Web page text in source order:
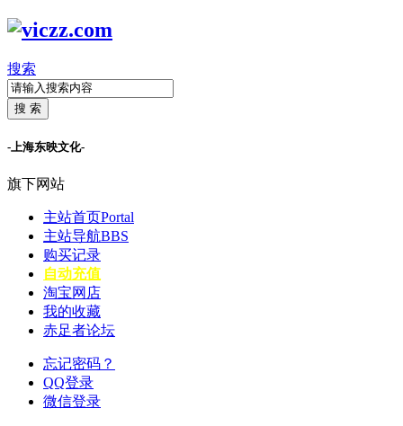
搜索
搜 索
-上海东映文化-
旗下网站
主站首页Portal
主站导航BBS
购买记录
自动充值
淘宝网店
我的收藏
赤足者论坛
忘记密码？
QQ登录
微信登录